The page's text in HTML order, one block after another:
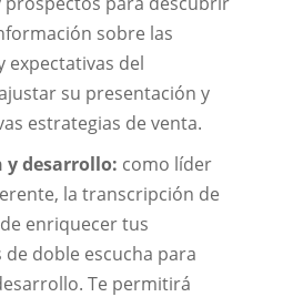
sobre las
expectativas del
su presentación y
estrategias de venta.
y desarrollo: como líder
la transcripción de
enriquecer tus
doble escucha para
Te permitirá